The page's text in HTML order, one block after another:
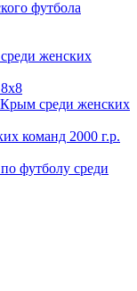
футбола
женских
среди женских
команд 2000 г.р.
футболу среди